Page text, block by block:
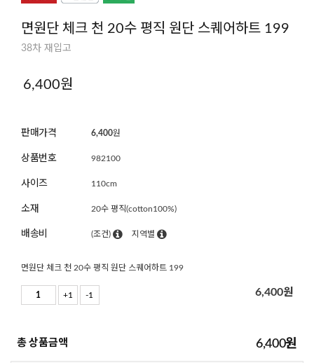
면원단 체크 천 20수 평직 원단 스퀘어하트 199
38차 재입고
6,400원
판매가격 6,400원
상품번호 982100
사이즈 110cm
소재 20수 평직(cotton100%)
배송비 (조건) 지역별
면원단 체크 천 20수 평직 원단 스퀘어하트 199
+1 -1 6,400원
총 상품금액 6,400원